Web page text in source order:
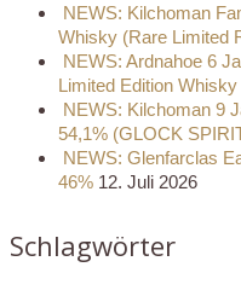
NEWS: Kilchoman
Whisky (Rare Limited
NEWS: Ardnahoe 6
Limited Edition
NEWS: Kilchoman 9
54,1% (GLOCK
NEWS: Glenfarclas
46% 12. Juli 2026
Schlagwörter